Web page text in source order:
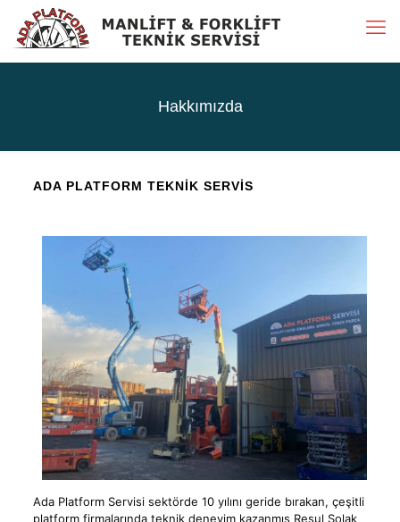
Hakkımızda
ADA PLATFORM TEKNİK SERVİS
Ada Platform Servisi sektörde 10 yılını geride bırakan, çeşitli
platform firmalarında teknik deneyim kazanmış Resul Solak